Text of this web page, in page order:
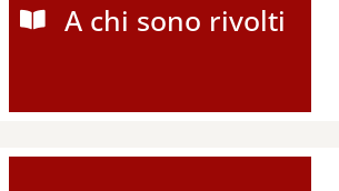
A chi sono rivolti